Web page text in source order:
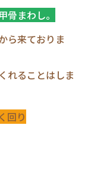
まわし。
ら来ておりま
れることはしま
回り